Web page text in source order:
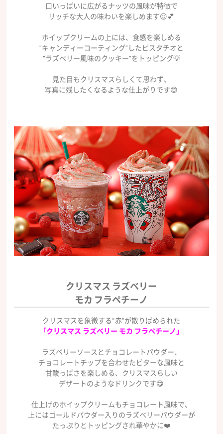
口いっぱいに広がるナッツの風味が特徴で
リッチな大人の味わいを楽しめます😌💕
ホイップクリームの上には、食感を楽しめる
”キャンディーコーティング”したピスタチオと
”ラズベリー風味のクッキー”をトッピング💡
見た目もクリスマスらしくて思わず、
写真に残したくなるような仕上がりです😊
クリスマス ラズベリー
モカ フラペチーノ
クリスマスを象徴する“赤”が散りばめられた
「クリスマス ラズベリー モカ フラペチーノ」
ラズベリーソースとチョコレートパウダー、
チョコレートチップを合わせたビターな風味と
甘酸っぱさを楽しめる、クリスマスらしい
デザートのようなドリンクです😋
仕上げのホイップクリームもチョコレート風味で、
上にはゴールドパウダー入りのラズベリーパウダーが
たっぷりとトッピングされ華やかに❤️